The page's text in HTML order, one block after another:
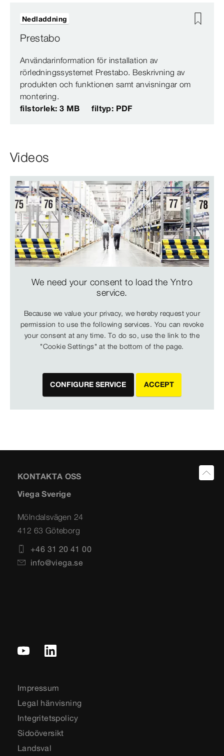
Prestabo
Användarinformation för installation av
rörledningssystemet Prestabo. Beskrivning av
produkten och funktionen samt anvisningar om
montering.
filstorlek: 3 MB
filtyp: PDF
Nedladdning
Videos
We need your consent to load the Yntro
service.
Because we value your privacy, we hereby request your
permission to use the following services. You can revoke
your consent at any time. To do so, use the link to the
"Cookie Settings" at the bottom of the page.
CONFIGURE SERVICE ACCEPT
KONTAKTA OSS
Viega Sverige
Mölndalsvägen 24
412 63 Göteborg
+46 31 20 41 00
info@viega.se
Impressum
Legal hänvisning
Integritetspolicy
Sidoöversikt
Landsval